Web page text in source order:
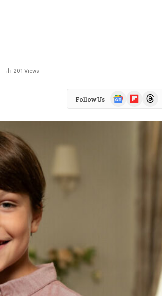
201 Views
Follow Us
Google
News
FlipboardThreads